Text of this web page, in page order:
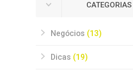
CATEGORIAS
Negócios (13)
Dicas (19)